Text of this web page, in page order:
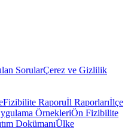
SorularÇerez ve Gizlilik
Fizibilite Raporuİl Raporlarıİlçe
ÖrnekleriÖn Fizibilite
DokümanıÜlke